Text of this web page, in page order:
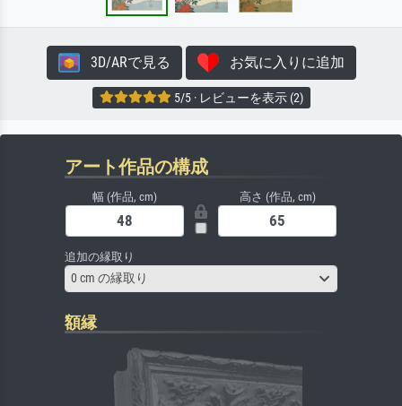
3D/ARで見る お気に入りに追加
5/5 · レビューを表示 (2)
アート作品の構成
幅 (作品, cm) 高さ (作品, cm)
追加の縁取り
0 cm の縁取り
額縁